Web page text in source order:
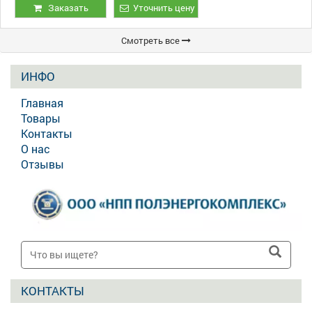
ВП-20/9
Заказать Уточнить цену
Смотреть все
ИНФО
Главная
Товары
Контакты
О нас
Отзывы
КОНТАКТЫ